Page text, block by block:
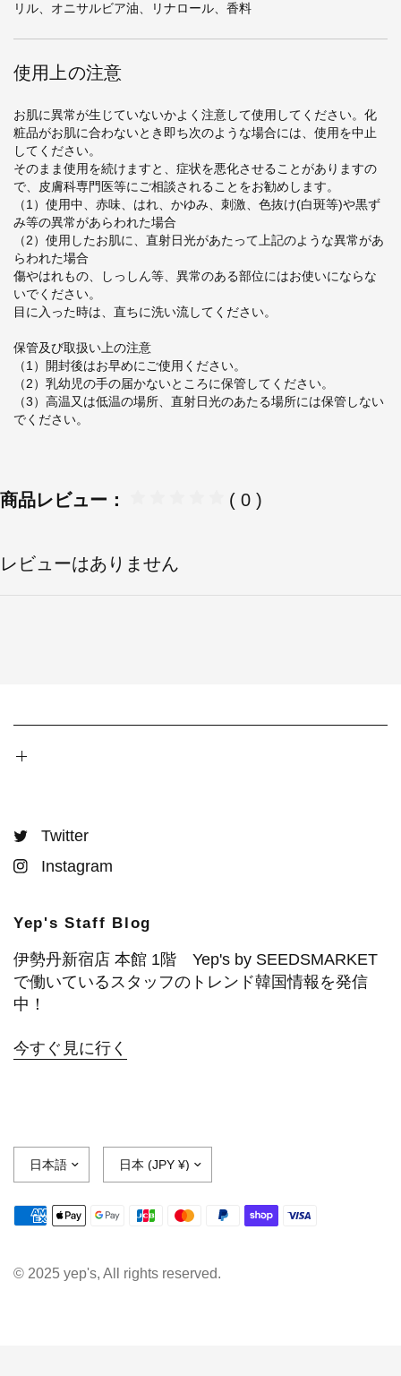
リル、オニサルビア油、リナロール、香料
使用上の注意
お肌に異常が生じていないかよく注意して使用してください。化
粧品がお肌に合わないとき即ち次のような場合には、使用を中止
してください。
そのまま使用を続けますと、症状を悪化させることがありますの
で、皮膚科専門医等にご相談されることをお勧めします。
（1）使用中、赤味、はれ、かゆみ、刺激、色抜け(白斑等)や黒ず
み等の異常があらわれた場合
（2）使用したお肌に、直射日光があたって上記のような異常があ
らわれた場合
傷やはれもの、しっしん等、異常のある部位にはお使いにならな
いでください。
目に入った時は、直ちに洗い流してください。
保管及び取扱い上の注意
（1）開封後はお早めにご使用ください。
（2）乳幼児の手の届かないところに保管してください。
（3）高温又は低温の場所、直射日光のあたる場所には保管しない
でください。
商品レビュー： ( 0 )
レビューはありません
Twitter
Instagram
Yep's Staff Blog
伊勢丹新宿店 本館 1階 Yep's by SEEDSMARKET
で働いているスタッフのトレンド韓国情報を発信
中！
今すぐ見に行く
© 2025 yep's, All rights reserved.